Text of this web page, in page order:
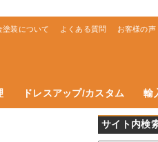
塗装について よくある質問 お客様の声
ドレスアップ/カスタム 輸
サイト内検